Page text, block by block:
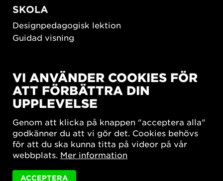
SKOLA
Designpedagogisk lektion
Guidad visning
New European Bauhaus
SUSTAINORDIC
Share Future Living
What Matter_s
VI ANVÄNDER COOKIES FÖR
ATT FÖRBÄTTRA DIN
UPPLEVELSE
Genom att klicka på knappen "acceptera alla"
godkänner du att vi gör det. Cookies behövs
för att du ska kunna titta på videor på vår
webbplats. Mer information
ACCEPTERA